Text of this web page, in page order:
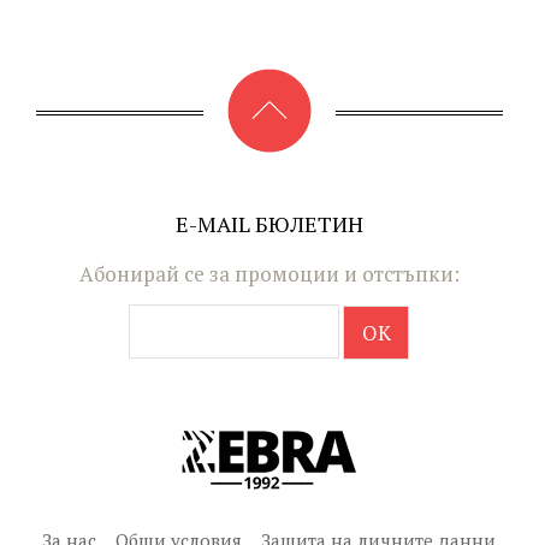
E-MAIL БЮЛЕТИН
Абонирай се за промоции и отстъпки: